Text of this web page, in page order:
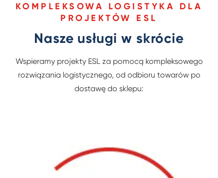
KOMPLEKSOWA LOGISTYKA DLA
PROJEKTÓW ESL
Nasze usługi w skrócie
Wspieramy projekty ESL za pomocą kompleksowego
rozwiązania logistycznego, od odbioru towarów po
dostawę do sklepu: